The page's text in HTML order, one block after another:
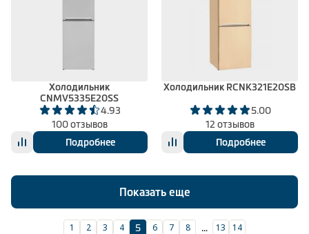
Холодильник
CNMV5335E20SS
4.93
100 отзывов
Подробнее
Холодильник RCNK321E20SB
5.00
12 отзывов
Подробнее
Показать еще
1 2 3 4 5 6 7 8 ... 13 14